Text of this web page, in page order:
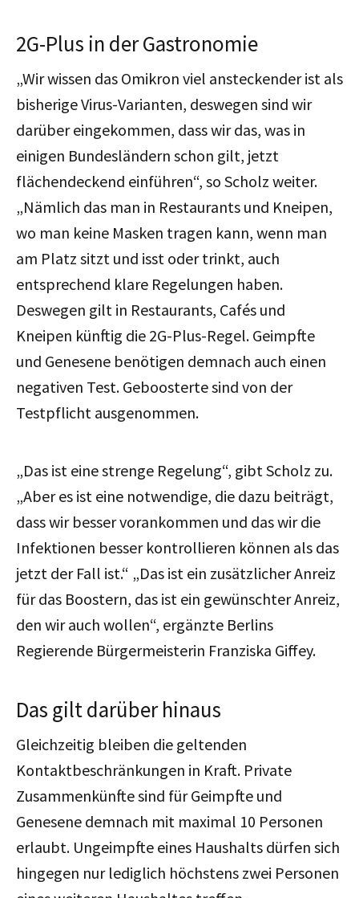
2G-Plus in der Gastronomie
„Wir wissen das Omikron viel ansteckender ist als
bisherige Virus-Varianten, deswegen sind wir
darüber eingekommen, dass wir das, was in
einigen Bundesländern schon gilt, jetzt
flächendeckend einführen“, so Scholz weiter.
„Nämlich das man in Restaurants und Kneipen,
wo man keine Masken tragen kann, wenn man
am Platz sitzt und isst oder trinkt, auch
entsprechend klare Regelungen haben.
Deswegen gilt in Restaurants, Cafés und
Kneipen künftig die 2G-Plus-Regel. Geimpfte
und Genesene benötigen demnach auch einen
negativen Test. Geboosterte sind von der
Testpflicht ausgenommen.
„Das ist eine strenge Regelung“, gibt Scholz zu.
„Aber es ist eine notwendige, die dazu beiträgt,
dass wir besser vorankommen und das wir die
Infektionen besser kontrollieren können als das
jetzt der Fall ist.“ „Das ist ein zusätzlicher Anreiz
für das Boostern, das ist ein gewünschter Anreiz,
den wir auch wollen“, ergänzte Berlins
Regierende Bürgermeisterin Franziska Giffey.
Das gilt darüber hinaus
Gleichzeitig bleiben die geltenden
Kontaktbeschränkungen in Kraft. Private
Zusammenkünfte sind für Geimpfte und
Genesene demnach mit maximal 10 Personen
erlaubt. Ungeimpfte eines Haushalts dürfen sich
hingegen nur lediglich höchstens zwei Personen